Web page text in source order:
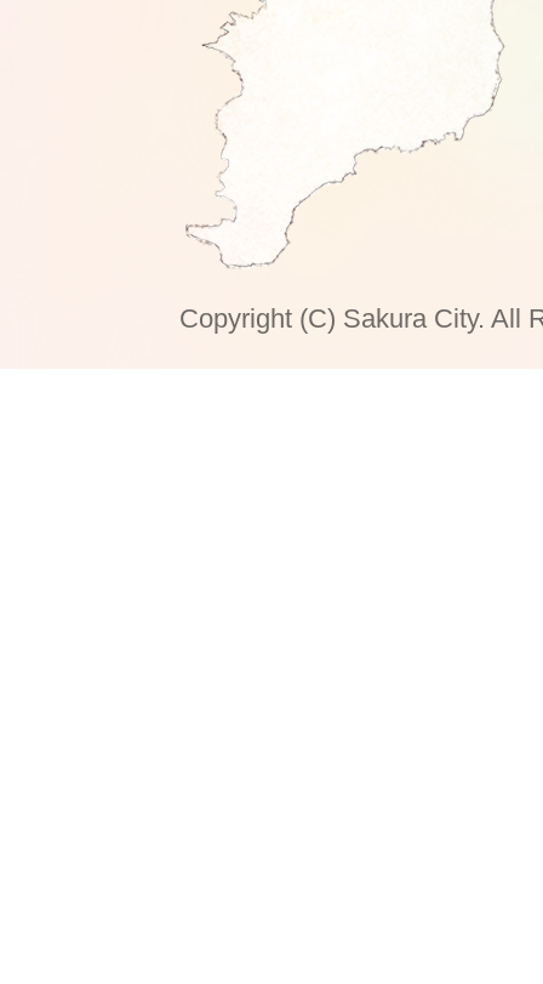
Copyright (C) Sakura City. All